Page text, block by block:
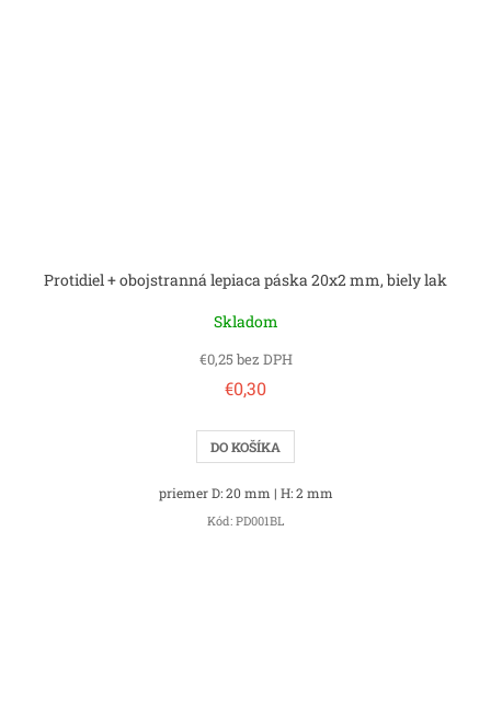
Protidiel + obojstranná lepiaca páska 20x2 mm, biely lak
Skladom
€0,25 bez DPH
€0,30
DO KOŠÍKA
priemer D: 20 mm | H: 2 mm
Kód: PD001BL